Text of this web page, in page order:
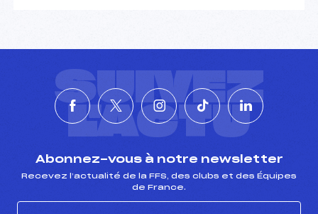
SUIVEZ
L'ACTU
Abonnez-vous à notre newsletter
Recevez l’actualité de la FFS, des clubs et des Équipes
de France.